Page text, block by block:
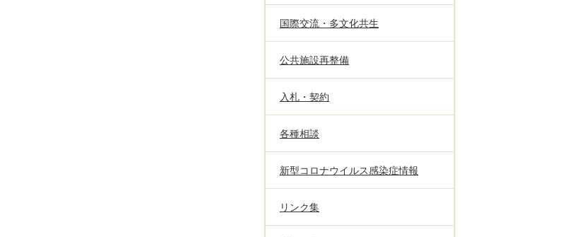
国際交流・多文化共生
公共施設再整備
入札・契約
各種相談
新型コロナウイルス感染症情報
リンク集